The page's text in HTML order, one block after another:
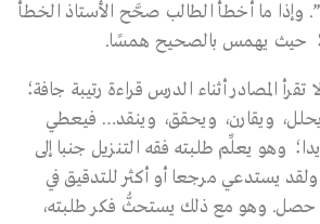
وإذا ما أخطأ الطالب صحَّح الأستاذ الخطأ
حيث يهمس بالصحيح همسًا.
تقرأ المصادر أثناء الدرس قراءة رتيبة جافة؛
يحلل، ويقارن، ويحقق، وينقد… فيعطي
وهو يعلِّم طلبته فقه التنزيل جنبا إلى
يستدعي مرجعا أو أكثر للتدقيق في
حصل. وهو مع ذلك يستحثُّ فكر طلبته،